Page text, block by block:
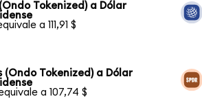
Tokenized) a Dólar
a 111,91 $
(Ondo Tokenized) a Dólar
a 107,74 $